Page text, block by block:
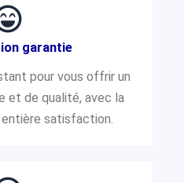
garantie
pour vous offrir un
et de qualité, avec la
satisfaction.